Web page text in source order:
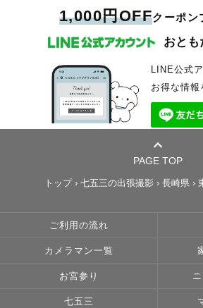
1,000円OFFクーポン
おとも
LINE公式
お得な情報
PAGE TOP
トップ› 七五三の出張撮影 › 長崎県 ›
ご利用の流れ
カメラマン一覧
お宮参り
七五三